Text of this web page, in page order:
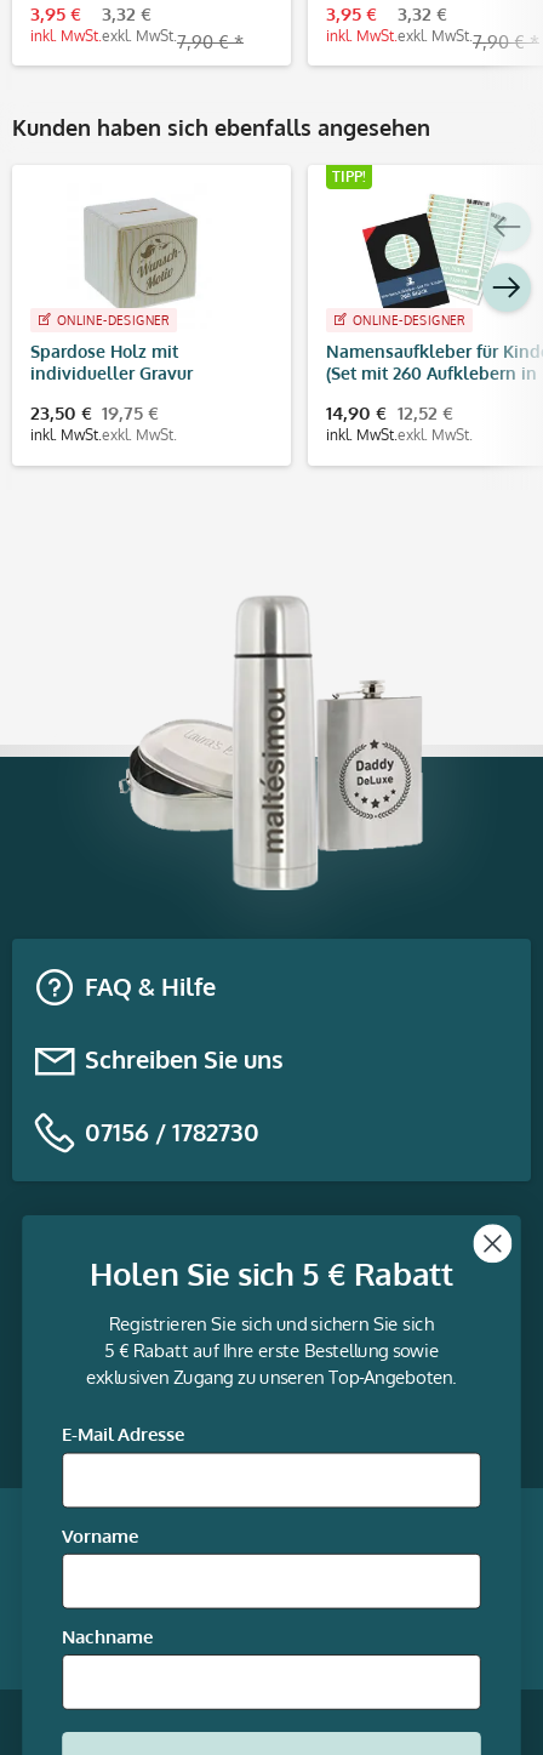
3,95 €
inkl. MwSt.
3,32 €
exkl. MwSt. 7,90 € *
3,95 €
inkl. MwSt.
3,32 €
exkl. MwSt. 7,90 € *
Kunden haben sich ebenfalls angesehen
ONLINE-DESIGNER
Spardose Holz mit
individueller Gravur
23,50 €
inkl. MwSt.
19,75 €
exkl. MwSt.
TIPP!
ONLINE-DESIGNER
Namensaufkleber für
(Set mit 260 Aufklebern in
14,90 €
inkl. MwSt.
12,52 €
exkl. MwSt.
FAQ & Hilfe
Schreiben Sie uns
07156 / 1782730
Informationen
media
Facebook
Qualität garantiert
Unsere Online-Shops
* Alle Preise inkl. gesetzl. Mehrwertsteuer zzgl.
Holen Sie sich 5 € Rabatt
Registrieren Sie sich und sichern Sie sich
5 € Rabatt auf Ihre erste Bestellung sowie
exklusiven Zugang zu unseren Top-Angeboten.
E-Mail Adresse
Vorname
Nachname